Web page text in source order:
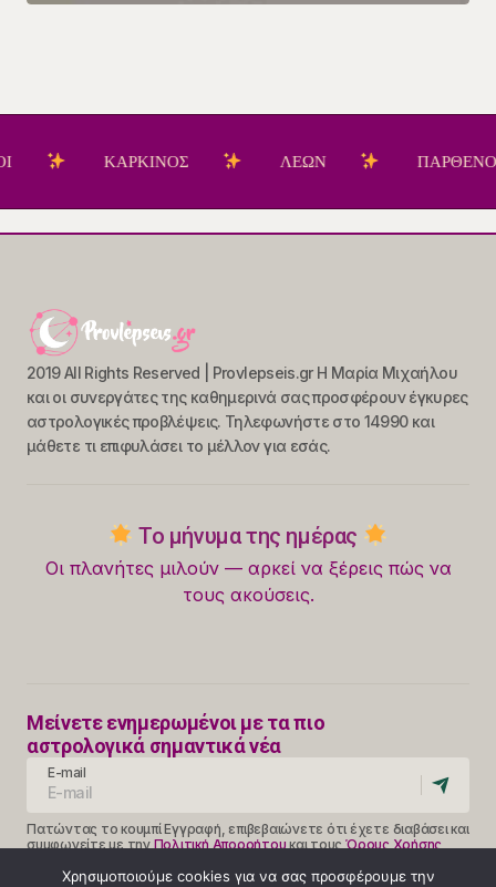
ΚΑΡΚΙΝΟΣ ΛΕΩΝ ΠΑΡΘΕΝΟΣ
2019 All Rights Reserved | Provlepseis.gr Η Μαρία Μιχαήλου
και οι συνεργάτες της καθημερινά σας προσφέρουν έγκυρες
αστρολογικές προβλέψεις. Τηλεφωνήστε στο 14990 και
μάθετε τι επιφυλάσει το μέλλον για εσάς.
Το μήνυμα της ημέρας
Οι πλανήτες μιλούν — αρκεί να ξέρεις πώς να
τους ακούσεις.
Μείνετε ενημερωμένοι με τα πιο
αστρολογικά σημαντικά νέα
E-mail
Πατώντας το κουμπί Εγγραφή, επιβεβαιώνετε ότι έχετε διαβάσει και
συμφωνείτε με τηνΠολιτική Απορρήτουκαι τουςΌρους Χρήσης
Χρησιμοποιούμε cookies για να σας προσφέρουμε την